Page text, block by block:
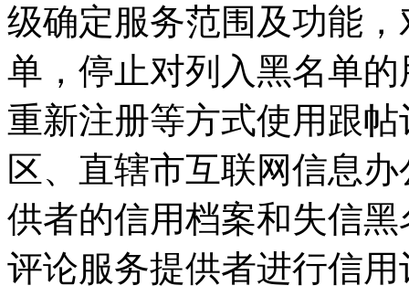
级确定服务范围及功能
单，停止对列入黑名单
重新注册等方式使用跟
区、直辖市互联网信息
供者的信用档案和失信
评论服务提供者进行信用